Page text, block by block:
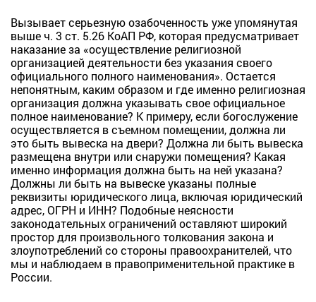
Вызывает серьезную озабоченность уже упомянутая
выше ч. 3 ст. 5.26 КоАП РФ, которая предусматривает
наказание за «осуществление религиозной
организацией деятельности без указания своего
официального полного наименования». Остается
непонятным, каким образом и где именно религиозная
организация должна указывать свое официальное
полное наименование? К примеру, если богослужение
осуществляется в съемном помещении, должна ли
это быть вывеска на двери? Должна ли быть вывеска
размещена внутри или снаружи помещения? Какая
именно информация должна быть на ней указана?
Должны ли быть на вывеске указаны полные
реквизиты юридического лица, включая юридический
адрес, ОГРН и ИНН? Подобные неясности
законодательных ограничений оставляют широкий
простор для произвольного толкования закона и
злоупотреблений со стороны правоохранителей, что
мы и наблюдаем в правоприменительной практике в
России.